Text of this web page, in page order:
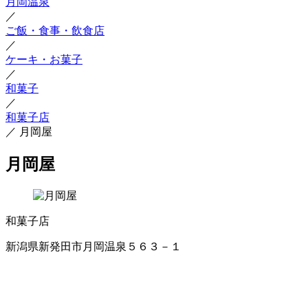
／
ご飯・食事・飲食店
／
ケーキ・お菓子
／
和菓子
／
和菓子店
／ 月岡屋
月岡屋
和菓子店
新潟県新発田市月岡温泉５６３－１